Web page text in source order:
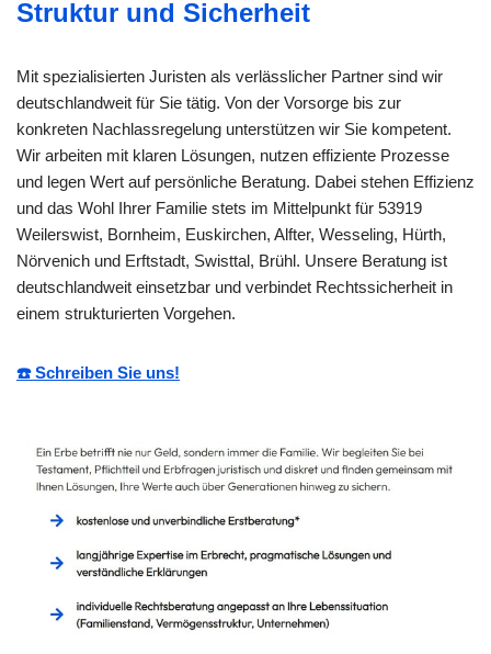
Struktur und Sicherheit
Mit spezialisierten Juristen als verlässlicher Partner sind wir
deutschlandweit für Sie tätig. Von der Vorsorge bis zur
konkreten Nachlassregelung unterstützen wir Sie kompetent.
Wir arbeiten mit klaren Lösungen, nutzen effiziente Prozesse
und legen Wert auf persönliche Beratung. Dabei stehen Effizienz
und das Wohl Ihrer Familie stets im Mittelpunkt für 53919
Weilerswist, Bornheim, Euskirchen, Alfter, Wesseling, Hürth,
Nörvenich und Erftstadt, Swisttal, Brühl. Unsere Beratung ist
deutschlandweit einsetzbar und verbindet Rechtssicherheit in
einem strukturierten Vorgehen.
☎️ Schreiben Sie uns!